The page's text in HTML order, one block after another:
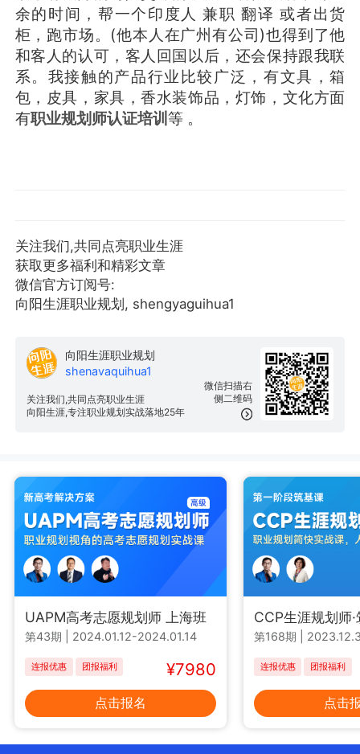
余的时间，帮一个印度人 兼职 翻译 或者出货
柜，跑市场。(他本人在广州有公司)也得到了他
和客人的认可，客人回国以后，还会保持跟我联
系。我接触的产品行业比较广泛，有文具，箱
包，皮具，家具，香水装饰品，灯饰，文化方面
有职业规划师认证培训 等 。
关注我们,共同点亮职业生涯
获取更多福利和精彩文章
微信官方订阅号:
向阳生涯职业规划, shengyaguihua1
微信扫描右
侧二维码
向阳生涯职业规划
shenavaquihua1
关注我们,共同点亮职业生涯
向阳生涯,专注职业规划实战落地25年
UAPM高考志愿规划师 上海班
第43期 2024.01.12-2024.01.14
连报优惠 团报福利 ¥7980
点击报名
CCP生涯规划师
第168期
连报优惠 团报福利
点击